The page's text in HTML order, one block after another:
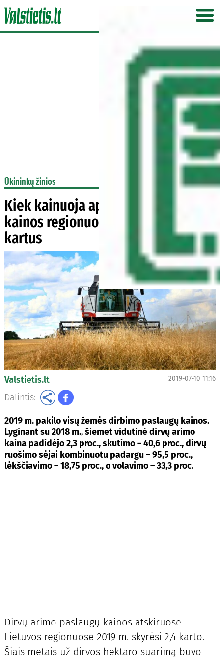
Ūkininkų žinios
Kiek kainuoja apdirbti žemę –
kainos regionuose skiriasi ir penkis
kartus
Valstietis.lt 2019-07-10 11:16
Dalintis:
2019 m. pakilo visų žemės dirbimo paslaugų kainos.
Lyginant su 2018 m., šiemet vidutinė dirvų arimo
kaina padidėjo 2,3 proc., skutimo – 40,6 proc., dirvų
ruošimo sėjai kombinuotu padargu – 95,5 proc.,
lėkščiavimo – 18,75 proc., o volavimo – 33,3 proc.
Dirvų arimo paslaugų kainos atskiruose
Lietuvos regionuose 2019 m. skyrėsi 2,4 karto.
Šiais metais už dirvos hektaro suarimą buvo